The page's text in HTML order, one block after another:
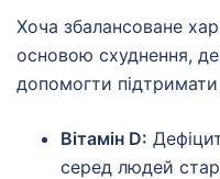
Хоча збалансоване
основою схуднення,
допомогти
Вітамін D:
серед людей